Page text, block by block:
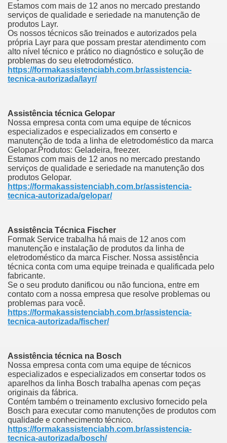
Estamos com mais de 12 anos no mercado prestando
serviços de qualidade e seriedade na manutenção de
produtos Layr.
Os nossos técnicos são treinados e autorizados pela
própria Layr para que possam prestar atendimento com
alto nível técnico e prático no diagnóstico e solução de
problemas do seu eletrodoméstico.
https://formakassistenciabh.com.br/assistencia-
tecnica-autorizada/layr/
Assistência técnica Gelopar
Nossa empresa conta com uma equipe de técnicos
especializados e especializados em conserto e
manutenção de toda a linha de eletrodoméstico da marca
Gelopar.Produtos: Geladeira, freezer.
Estamos com mais de 12 anos no mercado prestando
serviços de qualidade e seriedade na manutenção dos
produtos Gelopar.
https://formakassistenciabh.com.br/assistencia-
tecnica-autorizada/gelopar/
Assistência Técnica Fischer
Formak Service trabalha há mais de 12 anos com
manutenção e instalação de produtos da linha de
eletrodoméstico da marca Fischer. Nossa assistência
técnica conta com uma equipe treinada e qualificada pelo
fabricante.
Se o seu produto danificou ou não funciona, entre em
contato com a nossa empresa que resolve problemas ou
problemas para você.
https://formakassistenciabh.com.br/assistencia-
tecnica-autorizada/fischer/
Assistência técnica na Bosch
Nossa empresa conta com uma equipe de técnicos
especializados e especializados em consertar todos os
aparelhos da linha Bosch trabalha apenas com peças
originais da fábrica.
Contém também o treinamento exclusivo fornecido pela
Bosch para executar como manutenções de produtos com
qualidade e conhecimento técnico.
https://formakassistenciabh.com.br/assistencia-
tecnica-autorizada/bosch/